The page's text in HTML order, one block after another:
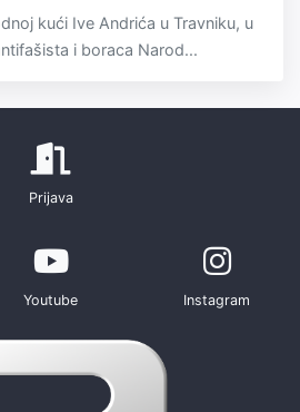
kući Ive Andrića u Travniku, u
i boraca Narod...
Prijava
Youtube Instagram